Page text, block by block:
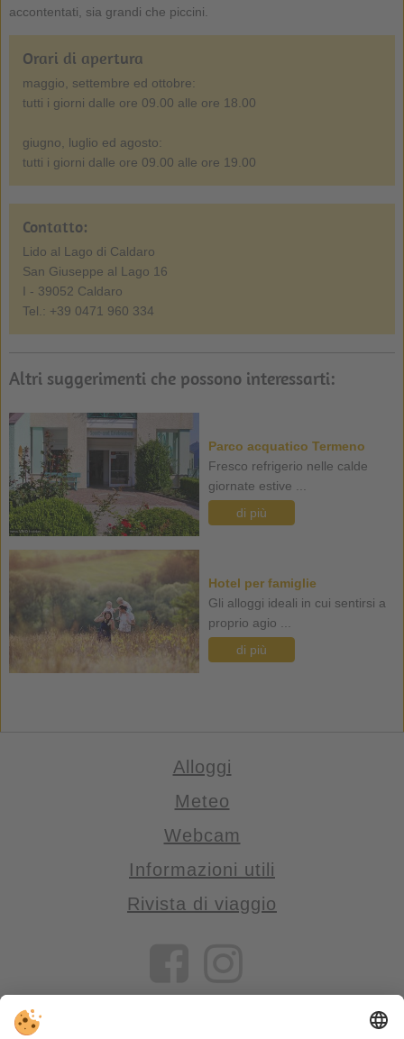
accontentati, sia grandi che piccini.
Orari di apertura
maggio, settembre ed ottobre:
tutti i giorni dalle ore 09.00 alle ore 18.00
giugno, luglio ed agosto:
tutti i giorni dalle ore 09.00 alle ore 19.00
Contatto:
Lido al Lago di Caldaro
San Giuseppe al Lago 16
I - 39052 Caldaro
Tel.: +39 0471 960 334
Altri suggerimenti che possono interessarti:
Parco acquatico Termeno
Fresco refrigerio nelle calde
giornate estive ...
di più
Hotel per famiglie
Gli alloggi ideali in cui sentirsi a
proprio agio ...
di più
Alloggi
Meteo
Webcam
Informazioni utili
Rivista di viaggio